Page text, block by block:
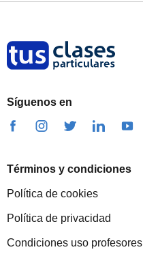
Síguenos en
Términos y condiciones
Política de cookies
Política de privacidad
Condiciones uso profesores